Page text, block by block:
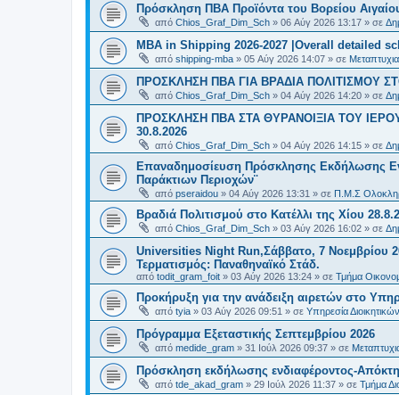
Πρόσκληση ΠΒΑ Προϊόντα του Βορείου
από Chios_Graf_Dim_Sch » 06 Αύγ 2026 13:17 » σε
MBA in Shipping 2026-2027 |Overall detailed
από shipping-mba » 05 Αύγ 2026 14:07 » σε
ΠΡΟΣΚΛΗΣΗ ΠΒΑ ΓΙΑ ΒΡΑΔΙΑ ΠΟΛΙΤΙΣΜΟΥ
από Chios_Graf_Dim_Sch » 04 Αύγ 2026 14:20 » σε
ΠΡΟΣΚΛΗΣΗ ΠΒΑ ΣΤΑ ΘΥΡΑΝΟΙΞΙΑ ΤΟΥ
30.8.2026
από Chios_Graf_Dim_Sch » 04 Αύγ 2026 14:15 » σε
Επαναδημοσίευση Πρόσκλησης Εκδήλωσης
Παράκτιων Περιοχών¨
από pseraidou » 04 Αύγ 2026 13:31 » σε Π.Μ.Σ
Βραδιά Πολιτισμού στο Κατέλλι της Χίου
από Chios_Graf_Dim_Sch » 03 Αύγ 2026 16:02 » σε
Universities Night Run,Σάββατο, 7 Νοεμβρίου
Τερματισμός: Παναθηναϊκό Στάδ.
από todit_gram_foit » 03 Αύγ 2026 13:24 » σε Τμήμα
Προκήρυξη για την ανάδειξη αιρετών στο
από tyia » 03 Αύγ 2026 09:51 » σε Υπηρεσία
Πρόγραμμα Εξεταστικής Σεπτεμβρίου 2026
από medide_gram » 31 Ιούλ 2026 09:37 » σε
Πρόσκληση εκδήλωσης ενδιαφέροντος-
από tde_akad_gram » 29 Ιούλ 2026 11:37 » σε Τμήμα